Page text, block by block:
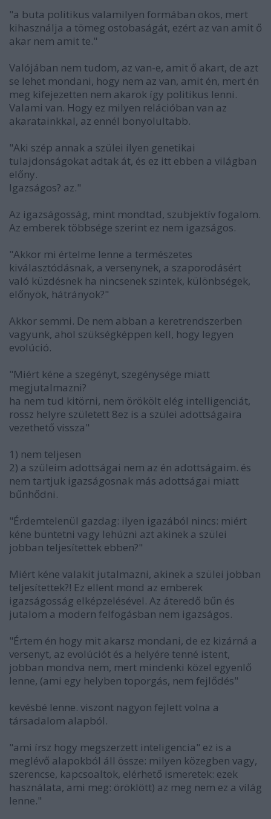
"a buta politikus valamilyen formában okos, mert
kihasználja a tömeg ostobaságát, ezért az van amit ő
akar nem amit te."
Valójában nem tudom, az van-e, amit ő akart, de azt
se lehet mondani, hogy nem az van, amit én, mert én
meg kifejezetten nem akarok így politikus lenni.
Valami van. Hogy ez milyen relációban van az
akaratainkkal, az ennél bonyolultabb.
"Aki szép annak a szülei ilyen genetikai
tulajdonságokat adtak át, és ez itt ebben a világban
előny.
Igazságos? az."
Az igazságosság, mint mondtad, szubjektív fogalom.
Az emberek többsége szerint ez nem igazságos.
"Akkor mi értelme lenne a természetes
kiválasztódásnak, a versenynek, a szaporodásért
való küzdésnek ha nincsenek szintek, különbségek,
előnyök, hátrányok?"
Akkor semmi. De nem abban a keretrendszerben
vagyunk, ahol szükségképpen kell, hogy legyen
evolúció.
"Miért kéne a szegényt, szegénysége miatt
megjutalmazni?
ha nem tud kitörni, nem örökölt elég intelligenciát,
rossz helyre született 8ez is a szülei adottságaira
vezethető vissza"
1) nem teljesen
2) a szüleim adottságai nem az én adottságaim. és
nem tartjuk igazságosnak más adottságai miatt
bűnhődni.
"Érdemtelenül gazdag: ilyen igazából nincs: miért
kéne büntetni vagy lehúzni azt akinek a szülei
jobban teljesítettek ebben?"
Miért kéne valakit jutalmazni, akinek a szülei jobban
teljesítettek?! Ez ellent mond az emberek
igazságosság elképzelésével. Az áteredő bűn és
jutalom a modern felfogásban nem igazságos.
"Értem én hogy mit akarsz mondani, de ez kizárná a
versenyt, az evolúciót és a helyére tenné istent,
jobban mondva nem, mert mindenki közel egyenlő
lenne, (ami egy helyben toporgás, nem fejlődés"
kevésbé lenne. viszont nagyon fejlett volna a
társadalom alapból.
"ami írsz hogy megszerzett inteligencia" ez is a
meglévő alapokból áll össze: milyen közegben vagy,
szerencse, kapcsoaltok, elérhető ismeretek: ezek
használata, ami meg: öröklött) az meg nem ez a világ
lenne."